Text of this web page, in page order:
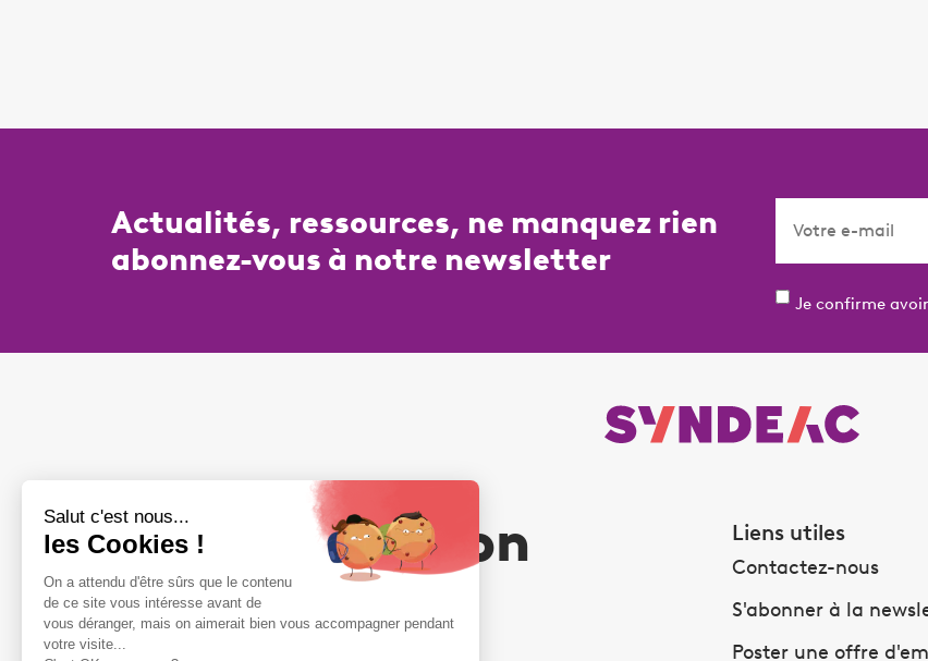
Actualités, ressources, ne manquez rien
abonnez-vous à notre newsletter
Je confirme
Votre adhésion
compte
Liens utiles
Contactez-nous
S'abonner à la
Poster une offre